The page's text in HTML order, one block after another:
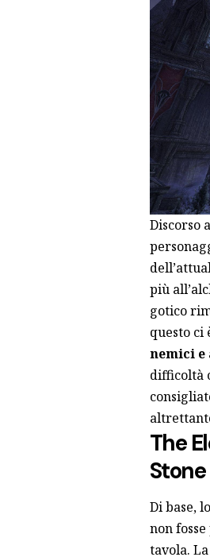
Discorso
più
gotico
questo ci
nemici
difficoltà
The
Di base,
non
tavola.